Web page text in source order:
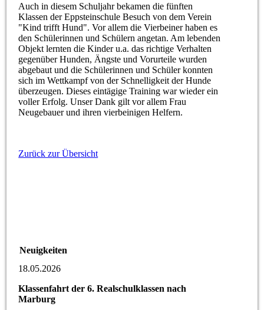
Auch in diesem Schuljahr bekamen die fünften
Klassen der Eppsteinschule Besuch von dem Verein
"Kind trifft Hund". Vor allem die Vierbeiner haben es
den Schülerinnen und Schülern angetan. Am lebenden
Objekt lernten die Kinder u.a. das richtige Verhalten
gegenüber Hunden, Ängste und Vorurteile wurden
abgebaut und die Schülerinnen und Schüler konnten
sich im Wettkampf von der Schnelligkeit der Hunde
überzeugen. Dieses eintägige Training war wieder ein
voller Erfolg. Unser Dank gilt vor allem Frau
Neugebauer und ihren vierbeinigen Helfern.
Zurück zur Übersicht
Neuigkeiten
18.05.2026
Klassenfahrt der 6. Realschulklassen nach
Marburg